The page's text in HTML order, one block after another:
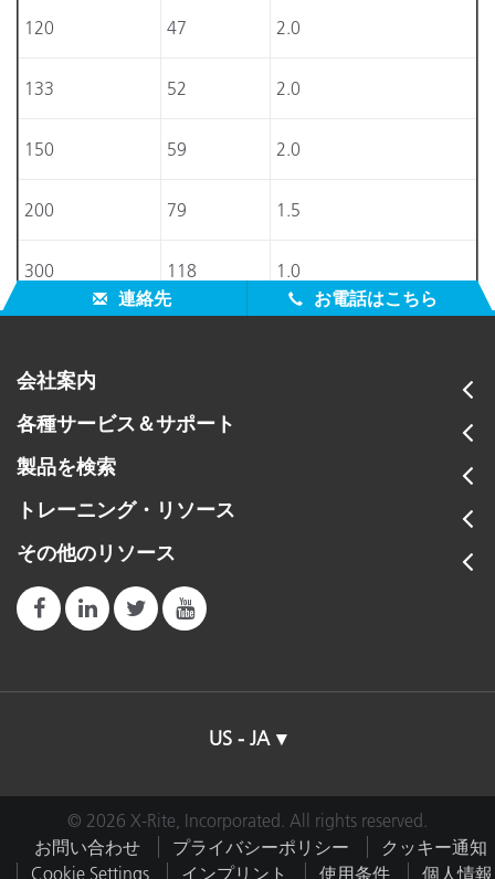
120 47 2.0
133 52 2.0
150 59 2.0
200 79 1.5
300 118
1.0
連絡先
お電話はこちら
会社案内
各種サービス＆サポート
製品を検索
トレーニング・リソース
その他のリソース
US - JA
© 2026 X-Rite, Incorporated. All rights reserved.
お問い合わせ
プライバシーポリシー
クッキー通知
Cookie Settings
インプリント 使用条件 個人情報